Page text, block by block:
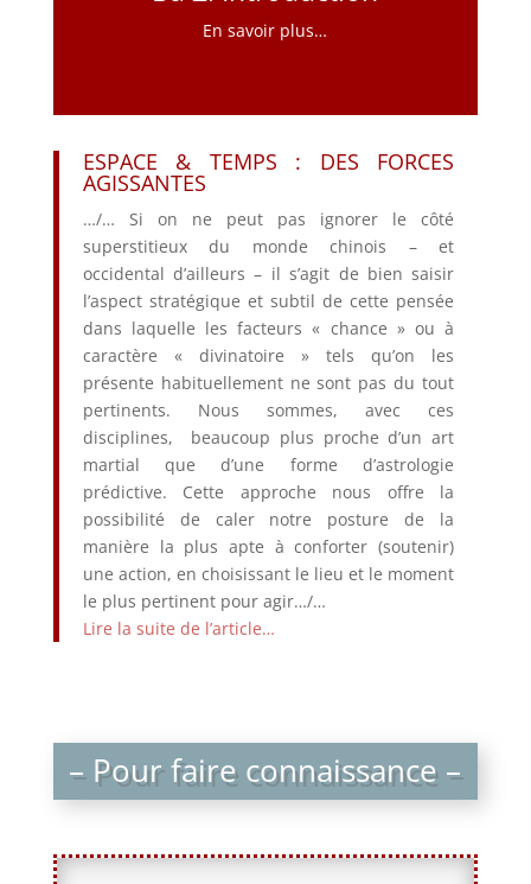
En savoir plus…
ESPACE & TEMPS : DES FORCES
AGISSANTES
…/… Si on ne peut pas ignorer le côté
superstitieux du monde chinois – et
occidental d’ailleurs – il s’agit de bien saisir
l’aspect stratégique et subtil de cette pensée
dans laquelle les facteurs « chance » ou à
caractère « divinatoire » tels qu’on les
présente habituellement ne sont pas du tout
pertinents. Nous sommes, avec ces
disciplines, beaucoup plus proche d’un art
martial que d’une forme d’astrologie
prédictive. Cette approche nous offre la
possibilité de caler notre posture de la
manière la plus apte à conforter (soutenir)
une action, en choisissant le lieu et le moment
le plus pertinent pour agir…/…
Lire la suite de l’article…
– Pour faire connaissance –